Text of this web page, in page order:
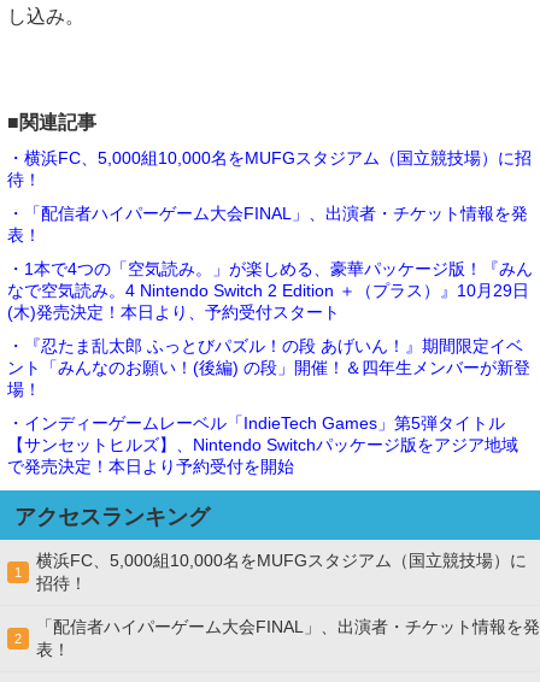
し込み。
■関連記事
・横浜FC、5,000組10,000名をMUFGスタジアム（国立競技場）に招
待！
・「配信者ハイパーゲーム大会FINAL」、出演者・チケット情報を発
表！
・1本で4つの「空気読み。」が楽しめる、豪華パッケージ版！『みん
なで空気読み。4 Nintendo Switch 2 Edition ＋（プラス）』10月29日
(木)発売決定！本日より、予約受付スタート
・『忍たま乱太郎 ふっとびパズル！の段 あげいん！』期間限定イベ
ント「みんなのお願い！(後編) の段」開催！＆四年生メンバーが新登
場！
・インディーゲームレーベル「IndieTech Games」第5弾タイトル
【サンセットヒルズ】、Nintendo Switchパッケージ版をアジア地域
で発売決定！本日より予約受付を開始
アクセスランキング
1
横浜FC、5,000組10,000名をMUFGスタジアム（国立競技場）に
招待！
2
「配信者ハイパーゲーム大会FINAL」、出演者・チケット情報を発
表！